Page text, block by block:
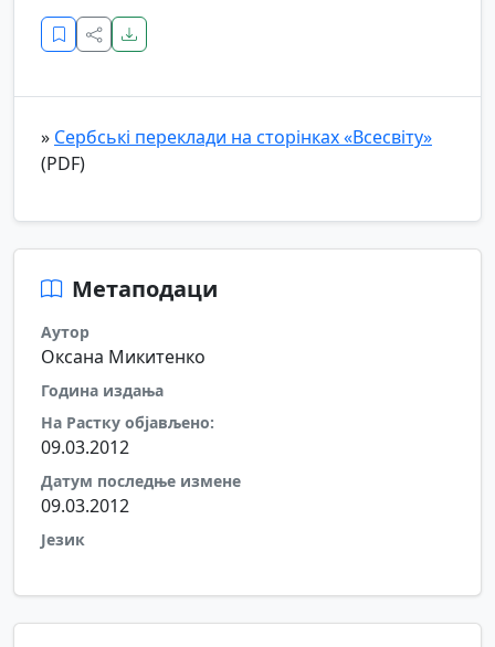
» Сербські переклади на сторінках «Всесвіту»
(PDF)
Метаподаци
Аутор
Оксана Микитенко
Година издања
На Растку објављено:
09.03.2012
Датум последње измене
09.03.2012
Језик